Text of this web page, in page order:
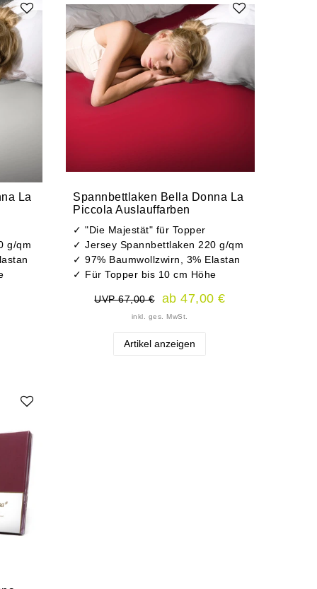
La
g/qm
Spannbettlaken Bella Donna La
Piccola Auslauffarben
✓ "Die Majestät" für Topper
✓ Jersey Spannbettlaken 220 g/qm
✓ 97% Baumwollzwirn, 3% Elastan
✓ Für Topper bis 10 cm Höhe
UVP 67,00 € ab 47,00 €
inkl. ges. MwSt.
Artikel anzeigen